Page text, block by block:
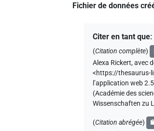
Fichier de données
Citer en tant que:
(Citation complète)
Alexa Rickert,avec
<https://thesaurus-
l’application web
(Académie des
Wissenschaften zu
(Citation abrégée)